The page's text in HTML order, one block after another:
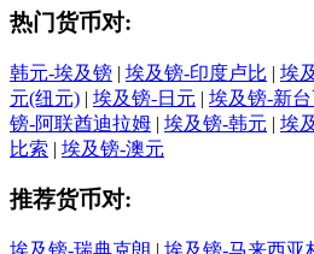
热门货币对:
韩元-埃及镑 | 埃及镑-印度卢比 | 埃
元(纽元) | 埃及镑-日元 | 埃及镑-新
镑-阿联酋迪拉姆 | 埃及镑-韩元 | 埃
比索 | 埃及镑-澳元
推荐货币对: